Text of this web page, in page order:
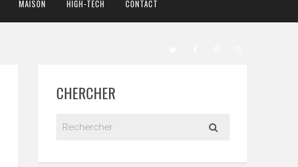
MAISON HIGH-TECH CONTACT
CHERCHER